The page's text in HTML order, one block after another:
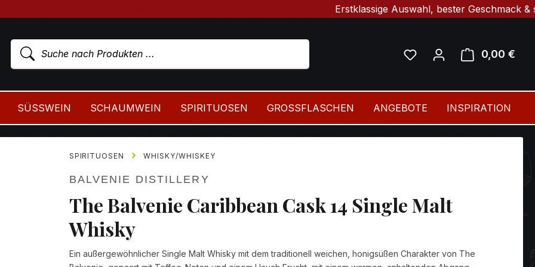
Erstklassige Auswahl, bester Geschmack &
0,00 €
SÜSSWEIN SCHAUMWEIN SPIRITUOSEN GROSSFLASCHEN ANGEBOTE INSPIRATION
SPIRITUOSEN WHISKY/WHISKEY
BALVENIE DISTILLERY
The Balvenie Caribbean Cask 14 Single Malt
Whisky
Ein außergewöhnlicher Single Malt Whisky mit dem traditionell weichen, honigsüßen Charakter von The